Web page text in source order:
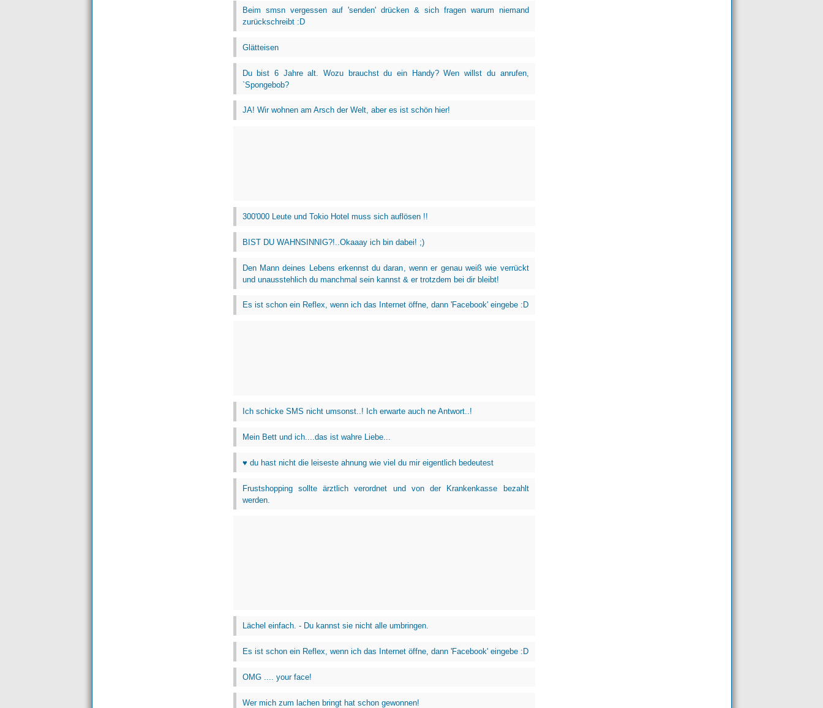
Beim smsn vergessen auf 'senden' drücken & sich fragen warum niemand
zurückschreibt :D
Glätteisen
Du bist 6 Jahre alt. Wozu brauchst du ein Handy? Wen willst du anrufen,
`Spongebob?
JA! Wir wohnen am Arsch der Welt, aber es ist schön hier!
300'000 Leute und Tokio Hotel muss sich auflösen !!
BIST DU WAHNSINNIG?!..Okaaay ich bin dabei! ;)
Den Mann deines Lebens erkennst du daran, wenn er genau weiß wie verrückt
und unausstehlich du manchmal sein kannst & er trotzdem bei dir bleibt!
Es ist schon ein Reflex, wenn ich das Internet öffne, dann 'Facebook' eingebe :D
Ich schicke SMS nicht umsonst..! Ich erwarte auch ne Antwort..!
Mein Bett und ich....das ist wahre Liebe...
♥ du hast nicht die leiseste ahnung wie viel du mir eigentlich bedeutest
Frustshopping sollte ärztlich verordnet und von der Krankenkasse bezahlt
werden.
Lächel einfach. - Du kannst sie nicht alle umbringen.
Es ist schon ein Reflex, wenn ich das Internet öffne, dann 'Facebook' eingebe :D
OMG .... your face!
Wer mich zum lachen bringt hat schon gewonnen!